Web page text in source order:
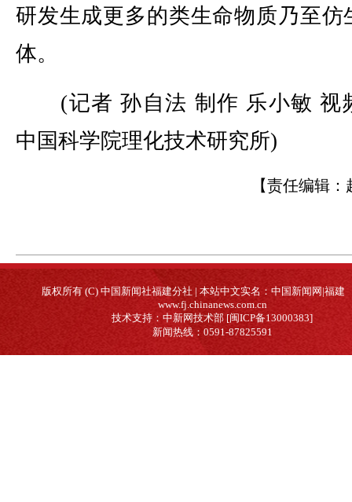
研发生成更多的类生命物质乃至仿
体。
(记者 孙自法 制作 乐小敏 视
中国科学院理化技术研究所)
【责任编辑：
版权所有 (C) 中国新闻社福建分社 | 本站中文实名：中国新闻网|福建
www.fj.chinanews.com.cn
技术支持：中新网技术部 [闽ICP备13000383]
新闻热线：0591-87825591